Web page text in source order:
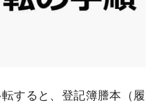
すると、登記簿謄本（履